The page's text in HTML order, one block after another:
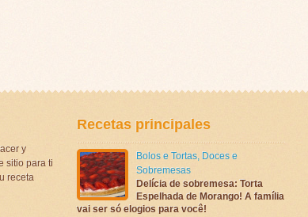
y
sitio para ti
receta
Recetas principales
Bolos e Tortas, Doces e
Sobremesas
Delícia de sobremesa: Torta
Espelhada de Morango! A família
vai ser só elogios para você!